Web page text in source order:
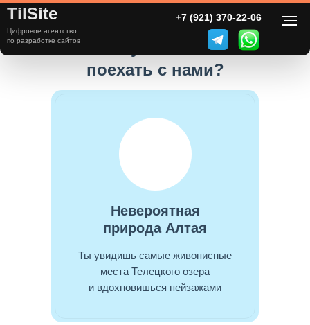
TilSite
Цифровое агентство
по разработке сайтов
+7 (921) 370-22-06
Почему тебе стоит
поехать с нами?
Невероятная
природа Алтая
Ты увидишь самые живописные
места Телецкого озера
и вдохновишься пейзажами